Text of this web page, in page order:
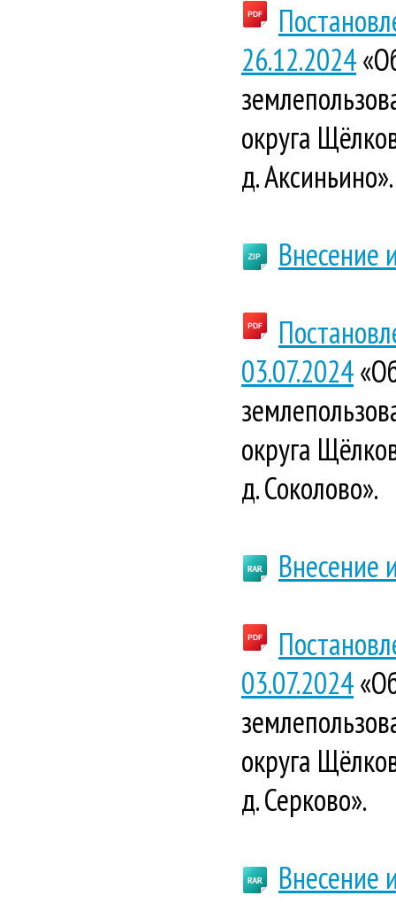
26.12.2024
округа
д. Аксиньино».
Внесение
03.07.2024
округа
д. Соколово».
Внесение
03.07.2024
округа
д. Серково».
Внесение